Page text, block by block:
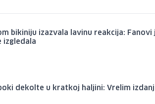
bikiniju izazvala lavinu reakcija: Fanovi
izgledala
dekolte u kratkoj haljini: Vrelim